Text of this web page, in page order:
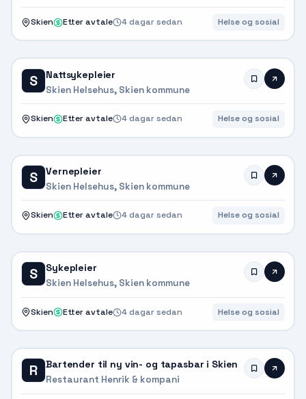
Skien Etter avtale 4 dagar sedan Helse og sosial
S Nattsykepleier
Skien Helsehus, Skien kommune
Skien Etter avtale 4 dagar sedan Helse og sosial
S Vernepleier
Skien Helsehus, Skien kommune
Skien Etter avtale 4 dagar sedan Helse og sosial
S Sykepleier
Skien Helsehus, Skien kommune
Skien Etter avtale 4 dagar sedan Helse og sosial
R Bartender til ny vin- og tapasbar i Skien
Restaurant Henrik & kompani